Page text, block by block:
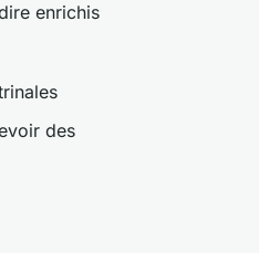
enrichis
des